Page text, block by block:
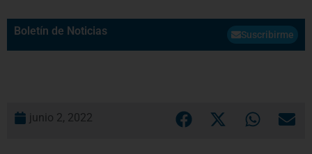
Boletín de Noticias Suscribirme
junio 2, 2022